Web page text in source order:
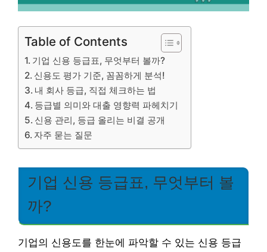
Table of Contents
기업 신용 등급표, 무엇부터 볼까?
신용도 평가 기준, 꼼꼼하게 분석!
내 회사 등급, 직접 체크하는 법
등급별 의미와 대출 영향력 파헤치기
신용 관리, 등급 올리는 비결 공개
자주 묻는 질문
기업 신용 등급표, 무엇부터 볼
까?
기업의 신용도를 한눈에 파악할 수 있는 신용 등급